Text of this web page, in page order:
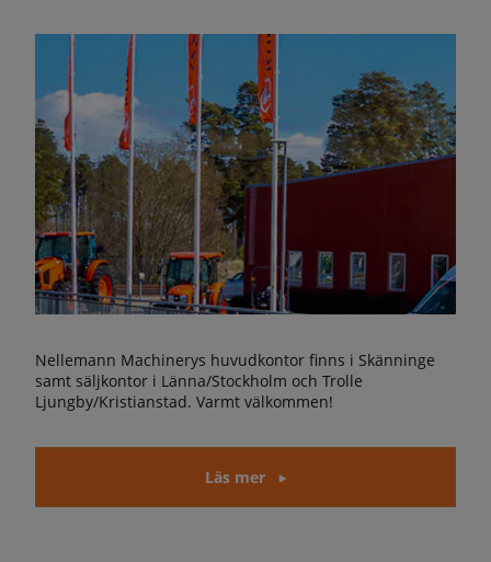
Nellemann Machinerys huvudkontor finns i Skänninge
samt säljkontor i Länna/Stockholm och Trolle
Ljungby/Kristianstad. Varmt välkommen!
Läs mer